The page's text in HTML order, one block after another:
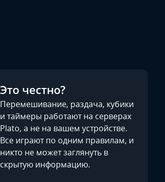
Это честно?
Перемешивание, раздача, кубики
и таймеры работают на серверах
Plato, а не на вашем устройстве.
Все играют по одним правилам, и
никто не может заглянуть в
скрытую информацию.